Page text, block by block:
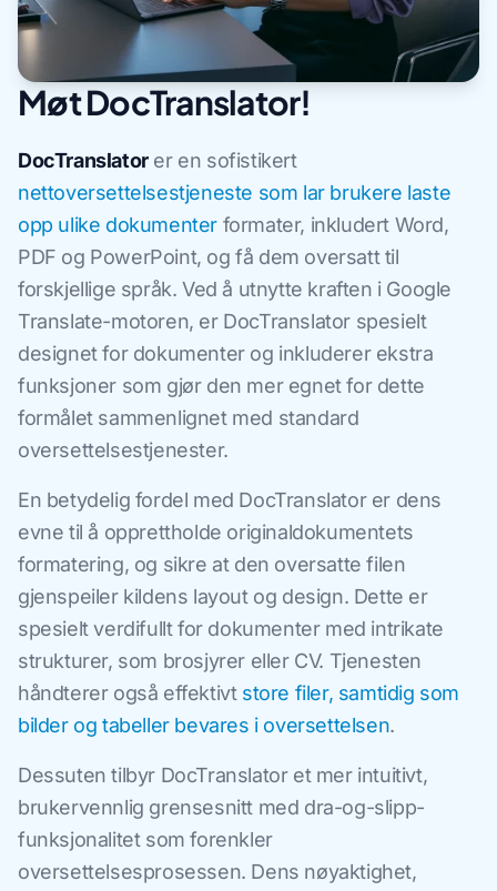
Møt DocTranslator!
DocTranslatorer en sofistikert
nettoversettelsestjeneste som lar brukere laste
opp ulike dokumenter formater, inkludert Word,
PDF og PowerPoint, og få dem oversatt til
forskjellige språk. Ved å utnytte kraften i Google
Translate-motoren, er DocTranslator spesielt
designet for dokumenter og inkluderer ekstra
funksjoner som gjør den mer egnet for dette
formålet sammenlignet med standard
oversettelsestjenester.
En betydelig fordel med DocTranslator er dens
evne til å opprettholde originaldokumentets
formatering, og sikre at den oversatte filen
gjenspeiler kildens layout og design. Dette er
spesielt verdifullt for dokumenter med intrikate
strukturer, som brosjyrer eller CV. Tjenesten
håndterer også effektivt store filer, samtidig som
bilder og tabeller bevares i oversettelsen.
Dessuten tilbyr DocTranslator et mer intuitivt,
brukervennlig grensesnitt med dra-og-slipp-
funksjonalitet som forenkler
oversettelsesprosessen. Dens nøyaktighet,